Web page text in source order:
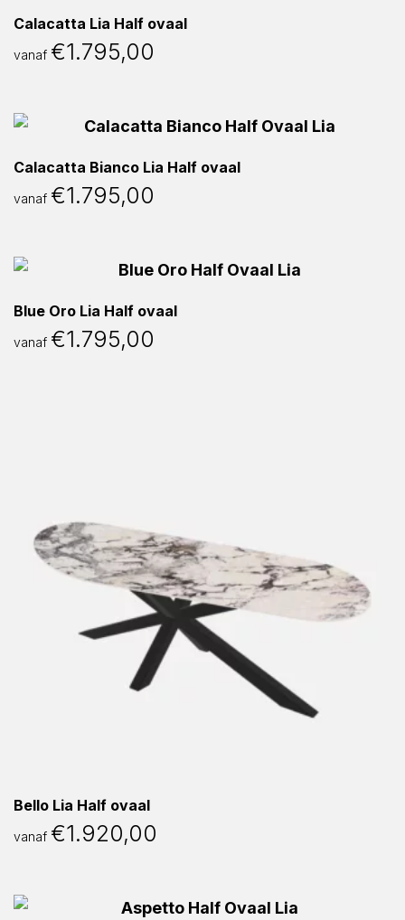
Calacatta Lia Half ovaal
vanaf €1.795,00
Calacatta Bianco Lia Half ovaal
vanaf €1.795,00
Blue Oro Lia Half ovaal
vanaf €1.795,00
Bello Lia Half ovaal
vanaf €1.920,00